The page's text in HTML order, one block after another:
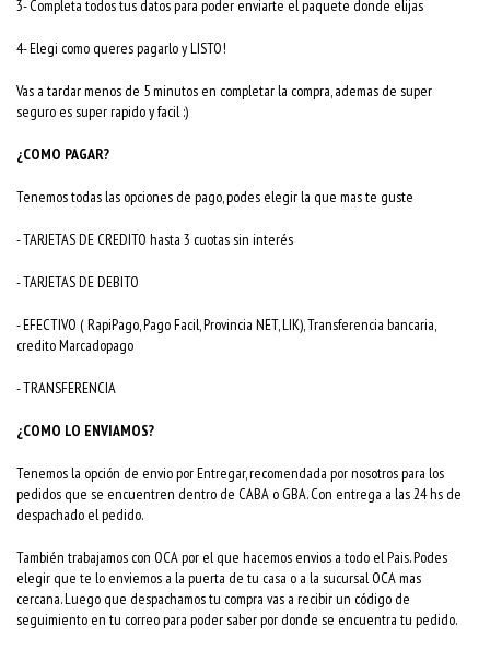
3- Completa todos tus datos para poder enviarte el paquete donde elijas
4- Elegi como queres pagarlo y LISTO!
Vas a tardar menos de 5 minutos en completar la compra, ademas de super
seguro es super rapido y facil :)
¿COMO PAGAR?
Tenemos todas las opciones de pago, podes elegir la que mas te guste
- TARJETAS DE CREDITO hasta 3 cuotas sin interés
- TARJETAS DE DEBITO
- EFECTIVO ( RapiPago, Pago Facil, Provincia NET, LIK), Transferencia bancaria,
credito Marcadopago
- TRANSFERENCIA
¿COMO LO ENVIAMOS?
Tenemos la opción de envio por Entregar, recomendada por nosotros para los
pedidos que se encuentren dentro de CABA o GBA. Con entrega a las 24 hs de
despachado el pedido.
También trabajamos con OCA por el que hacemos envios a todo el Pais. Podes
elegir que te lo enviemos a la puerta de tu casa o a la sucursal OCA mas
cercana. Luego que despachamos tu compra vas a recibir un código de
seguimiento en tu correo para poder saber por donde se encuentra tu pedido.